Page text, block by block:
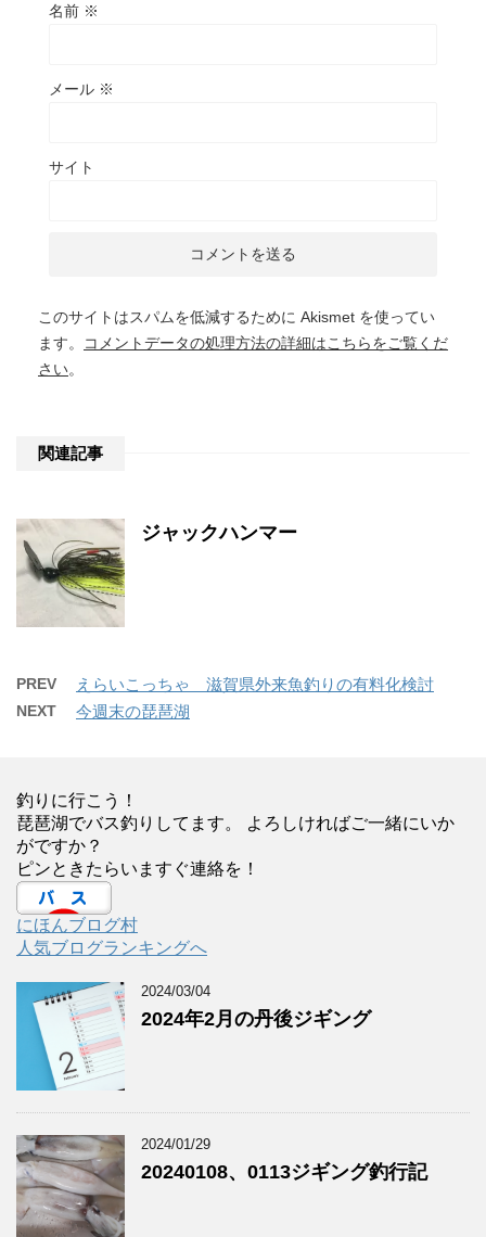
名前 ※
メール ※
サイト
このサイトはスパムを低減するために Akismet を使ってい
ます。
コメントデータの処理方法の詳細はこちらをご覧くだ
さい。
関連記事
ジャックハンマー
PREV えらいこっちゃ 滋賀県外来魚釣りの有料化検討
NEXT 今週末の琵琶湖
釣りに行こう！
琵琶湖でバス釣りしてます。 よろしければご一緒にいか
がですか？
ピンときたらいますぐ連絡を！
にほんブログ村
人気ブログランキングへ
2024/03/04
2024年2月の丹後ジギング
2024/01/29
20240108、0113ジギング釣行記